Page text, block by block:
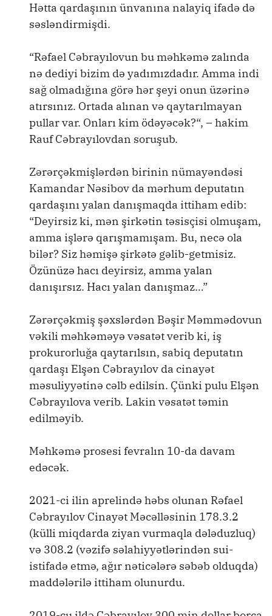
Hətta qardaşının ünvanına nalayiq ifadə də
səsləndirmişdi.
“Rəfael Cəbrayılovun bu məhkəmə zalında
nə dediyi bizim də yadımızdadır. Amma indi
sağ olmadığına görə hər şeyi onun üzərinə
atırsınız. Ortada alınan və qaytarılmayan
pullar var. Onları kim ödəyəcək?“, – hakim
Rauf Cəbrayılovdan soruşub.
Zərərçəkmişlərdən birinin nümayəndəsi
Kamandar Nəsibov da mərhum deputatın
qardaşını yalan danışmaqda ittiham edib:
“Deyirsiz ki, mən şirkətin təsisçisi olmuşam,
amma işlərə qarışmamışam. Bu, necə ola
bilər? Siz həmişə şirkətə gəlib-getmisiz.
Özünüzə hacı deyirsiz, amma yalan
danışırsız. Hacı yalan danışmaz…”
Zərərçəkmiş şəxslərdən Bəşir Məmmədovun
vəkili məhkəməyə vəsatət verib ki, iş
prokurorluğa qaytarılsın, sabiq deputatın
qardaşı Elşən Cəbrayılov da cinayət
məsuliyyətinə cəlb edilsin. Çünki pulu Elşən
Cəbrayılova verib. Lakin vəsatət təmin
edilməyib.
Məhkəmə prosesi fevralın 10-da davam
edəcək.
2021-ci ilin aprelində həbs olunan Rəfael
Cəbrayılov Cinayət Məcəlləsinin 178.3.2
(külli miqdarda ziyan vurmaqla dələduzluq)
və 308.2 (vəzifə səlahiyyətlərindən sui-
istifadə etmə, ağır nəticələrə səbəb olduqda)
maddələrilə ittiham olunurdu.